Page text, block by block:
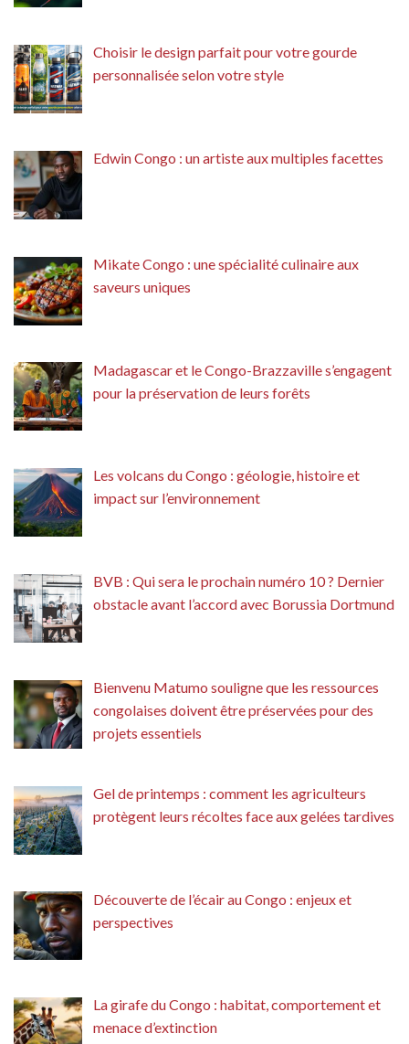
Choisir le design parfait pour votre gourde
personnalisée selon votre style
Edwin Congo : un artiste aux multiples facettes
Mikate Congo : une spécialité culinaire aux
saveurs uniques
Madagascar et le Congo-Brazzaville s’engagent
pour la préservation de leurs forêts
Les volcans du Congo : géologie, histoire et
impact sur l’environnement
BVB : Qui sera le prochain numéro 10 ? Dernier
obstacle avant l’accord avec Borussia Dortmund
Bienvenu Matumo souligne que les ressources
congolaises doivent être préservées pour des
projets essentiels
Gel de printemps : comment les agriculteurs
protègent leurs récoltes face aux gelées tardives
Découverte de l’écair au Congo : enjeux et
perspectives
La girafe du Congo : habitat, comportement et
menace d’extinction